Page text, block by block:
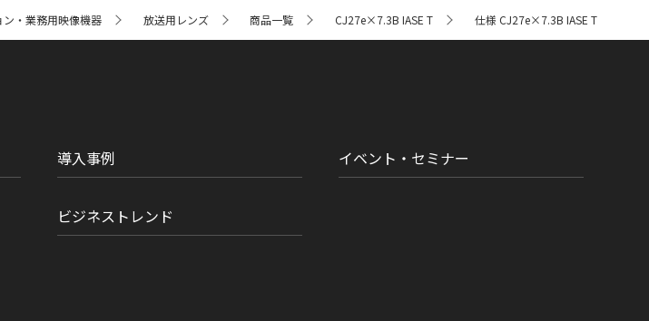
・業務用映像機器 放送用レンズ 商品一覧 CJ27e×7.3B IASE T 仕様 CJ27e×7.3B IASE T
導入事例
ビジネストレンド
イベント・セミナー